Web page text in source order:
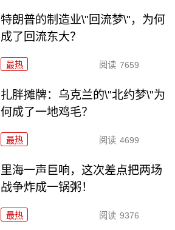
特朗普的制造业\"回流梦\"，为何
成了回流东大？
最热 阅读 7659
扎胖摊牌：乌克兰的\"北约梦\"为
何成了一地鸡毛？
最热 阅读 4699
里海一声巨响，这次差点把两场
战争炸成一锅粥！
最热 阅读 9376